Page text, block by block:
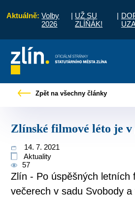
Aktuálně: Volby
2026
| UŽ SU
ZLÍŇÁK!
|
vyřídit Potřebuji
Zpět na všechny články
Zlínské filmové léto je
14. 7. 2021
Aktuality
57
Zlín - Po úspěšných letních
večerech v sadu Svobody a